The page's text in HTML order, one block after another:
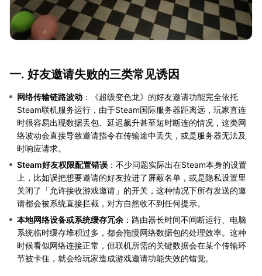
一. 好友邀请失败的三类常见诱因
网络传输链路波动 ：《超级变色龙》的好友邀请功能完全依托
Steam联机服务运行，由于Steam国际服务器距离远，玩家直连
时很容易出现数据丢包、延迟飙升甚至短时断连的情况，这类网
络波动会直接导致邀请指令在传输途中丢失，或是服务器无法及
时响应请求。
Steam好友权限配置错误 ：不少问题实际出在Steam本身的设置
上，比如误把想要邀请的好友拉进了屏蔽名单，或是隐私设置里
关闭了「允许接收游戏邀请」的开关，这种情况下所有发送的邀
请都会被系统直接拦截，对方自然收不到任何提示。
本地网络设备或系统缓存冗余 ：路由器长时间不间断运行、电脑
系统临时缓存堆积过多，都会拖慢网络数据包的处理效率。这种
时候看似网络连接正常，但联机所需的关键数据会在某个传输环
节被卡住，就会给玩家造成游戏邀请功能失效的错觉。